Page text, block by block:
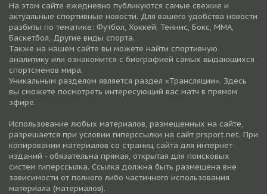
На этом сайте ежедневно публикуются самые свежие и
актуальные спортивные новости. Для вашего удобства новости
разбиты по тематике: Футбол, Хоккей, Теннис, Бокс, ММА,
Баскетбол, Другие виды спорта.
Также на нашем сайте вы можете найти спортивную
аналитику или ознакомится с биографией самых выдающихся
спортсменов мира.
Уникальным разделом является раздел «Трансляции». Здесь
вы сможете посмотреть интересующий вас матч в прямом
эфире.
Использование любых материалов, размещенных на сайте,
разрешается при условии гиперссылки на cайт prsport.net. При
копировании материалов со страниц сайта для интернет-
изданий - обязательна прямая, открытая для поисковых
систем гиперссылка. Ссылка должна быть размещена вне
зависимости от полного либо частичного использования
материала (материалов).